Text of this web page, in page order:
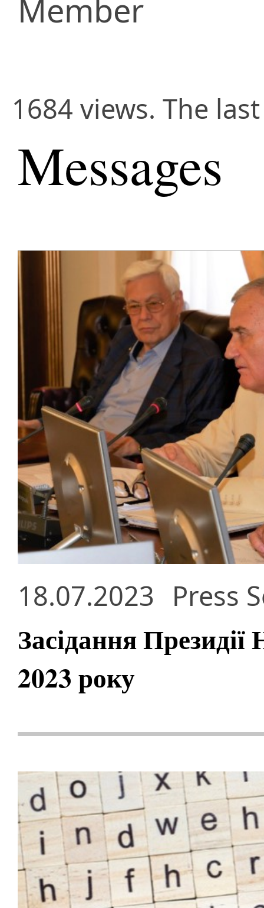
Member
1684 views. The
Messages
18.07.2023 Press
Засідання
2023 року